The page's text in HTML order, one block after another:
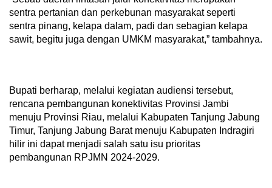
sentra pertanian dan perkebunan masyarakat seperti
sentra pinang, kelapa dalam, padi dan sebagian kelapa
sawit, begitu juga dengan UMKM masyarakat,” tambahnya.
Bupati berharap, melalui kegiatan audiensi tersebut,
rencana pembangunan konektivitas Provinsi Jambi
menuju Provinsi Riau, melalui Kabupaten Tanjung Jabung
Timur, Tanjung Jabung Barat menuju Kabupaten Indragiri
hilir ini dapat menjadi salah satu isu prioritas
pembangunan RPJMN 2024-2029.